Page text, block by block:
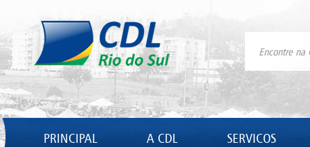
PRINCIPAL A CDL SERVICOS